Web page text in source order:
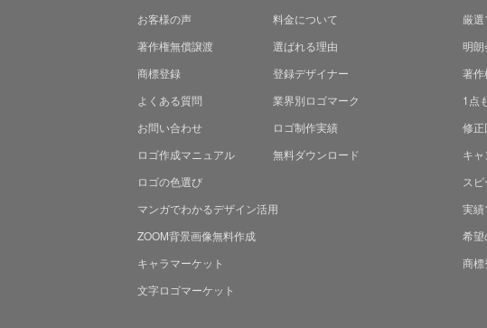
お客様の声
料金について
著作権無償譲渡
選ばれる理由
商標登録
登録デザイナー
よくある質問
業界別ロゴマーク
お問い合わせ
ロゴ制作実績
ロゴ作成マニュアル
無料ダウンロード
ロゴの色選び
マンガでわかるデザイン活用
ZOOM背景画像無料作成
キャラマーケット
文字ロゴマーケット
厳
明朗
著作
1点
修正
キャ
ス
実績
希望
商標